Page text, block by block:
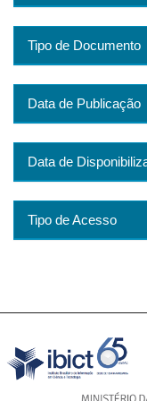
Tipo de Documento
Data de Publicação
Data de
Tipo de Acesso